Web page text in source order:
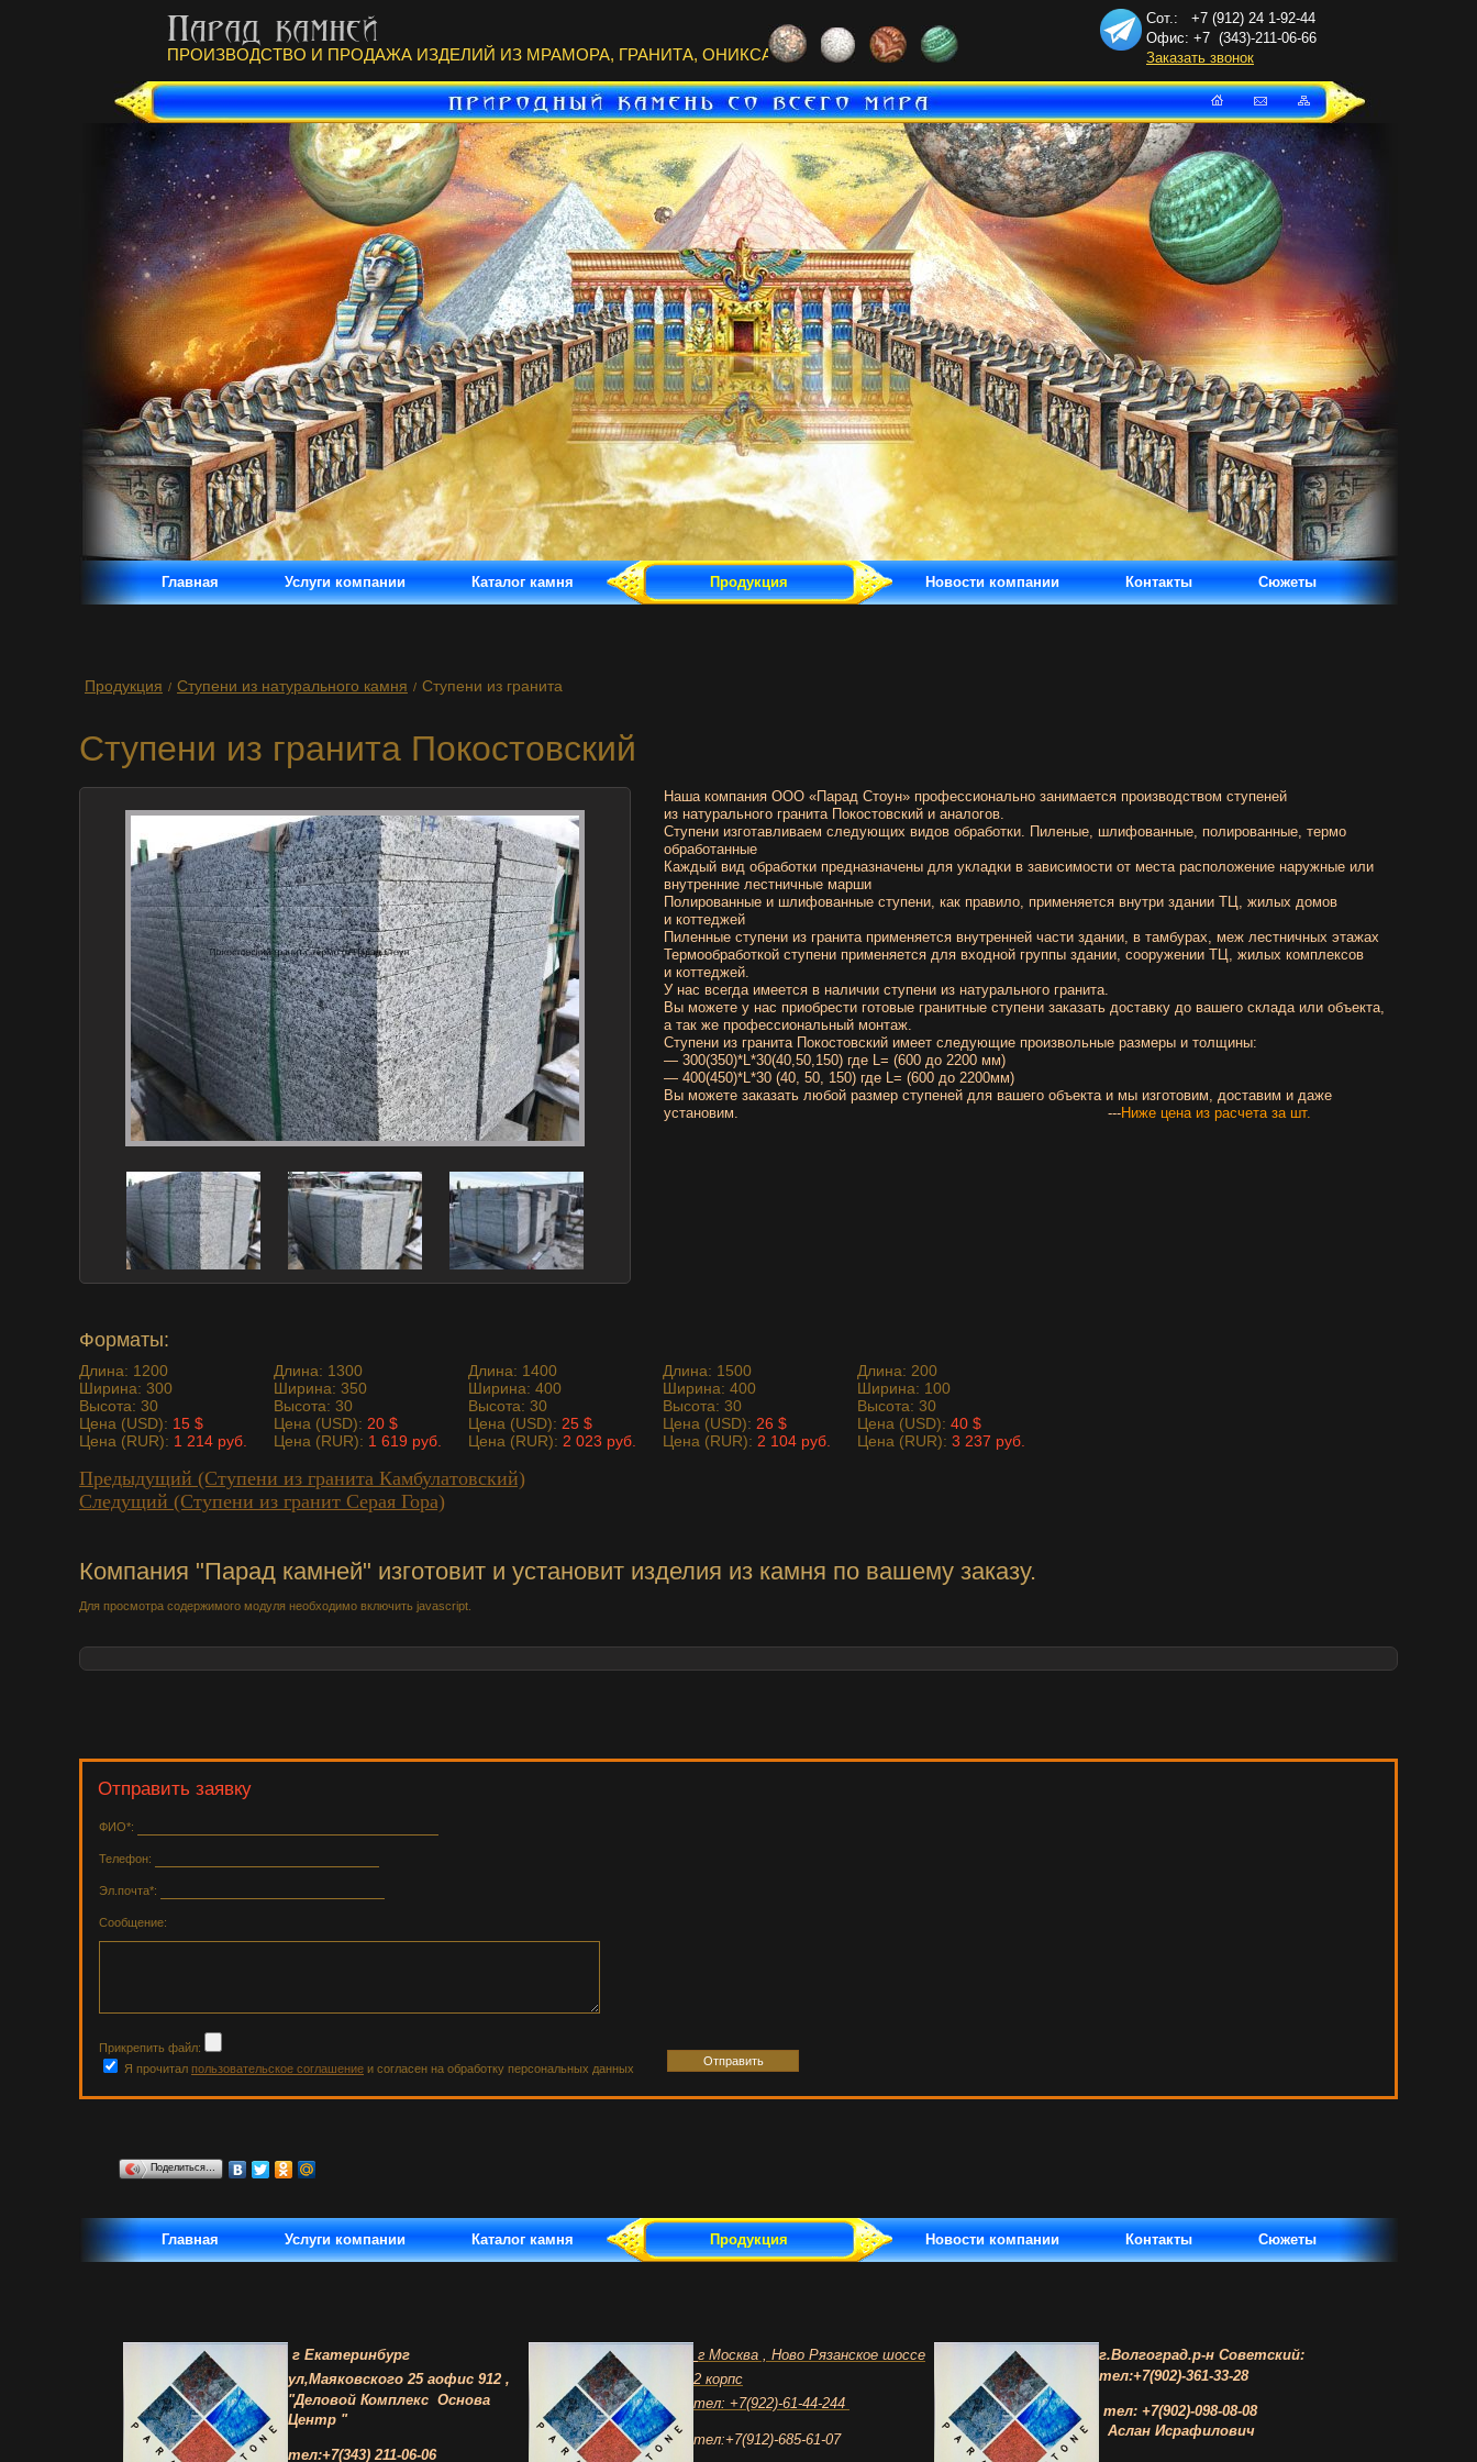
ПРОИЗВОДСТВО И ПРОДАЖА ИЗДЕЛИЙ ИЗ МРАМОРА, ГРАНИТА, ОНИКСА
Сот.: +7 (912) 24 1-92-44
Офис: +7 (343)-211-06-66
Заказать звонок
Главная Услуги компании Каталог камня Продукция Новости компании Контакты Сюжеты
Продукция / Ступени из натурального камня / Ступени из гранита
Ступени из гранита Покостовский
Наша компания ООО «Парад Стоун» профессионально занимается производством ступеней
из натурального гранита Покостовский и аналогов.
Ступени изготавливаем следующих видов обработки. Пиленые, шлифованные, полированные, термо
обработанные
Каждый вид обработки предназначены для укладки в зависимости от места расположение наружные или
внутренние лестничные марши
Полированные и шлифованные ступени, как правило, применяется внутри здании ТЦ, жилых домов
и коттеджей
Пиленные ступени из гранита применяется внутренней части здании, в тамбурах, меж лестничных этажах
Термообработкой ступени применяется для входной группы здании, сооружении ТЦ, жилых комплексов
и коттеджей.
У нас всегда имеется в наличии ступени из натурального гранита.
Вы можете у нас приобрести готовые гранитные ступени заказать доставку до вашего склада или объекта,
а так же профессиональный монтаж.
Ступени из гранита Покостовский имеет следующие произвольные размеры и толщины:
— 300(350)*L*30(40,50,150) где L= (600 до 2200 мм)
— 400(450)*L*30 (40, 50, 150) где L= (600 до 2200мм)
Вы можете заказать любой размер ступеней для вашего объекта и мы изготовим, доставим и даже
установим. ---Ниже цена из расчета за шт.
Форматы:
Длина: 1200
Ширина: 300
Высота: 30
Цена (USD): 15 $
Цена (RUR): 1 214 руб.
Длина: 1300
Ширина: 350
Высота: 30
Цена (USD): 20 $
Цена (RUR): 1 619 руб.
Длина: 1400
Ширина: 400
Высота: 30
Цена (USD): 25 $
Цена (RUR): 2 023 руб.
Длина: 1500
Ширина: 400
Высота: 30
Цена (USD): 26 $
Цена (RUR): 2 104 руб.
Длина: 200
Ширина: 100
Высота: 30
Цена (USD): 40 $
Цена (RUR): 3 237 руб.
Предыдущий (Ступени из гранита Камбулатовский)
Следущий (Ступени из гранит Серая Гора)
Компания "Парад камней" изготовит и установит изделия из камня по вашему заказу.
Для просмотра содержимого модуля необходимо включить javascript.
Отправить заявку
ФИО*:
Телефон:
Эл.почта*:
Сообщение:
Прикрепить файл:
Я прочитал пользовательское соглашение и согласен на обработку персональных данных
Поделиться…
Главная Услуги компании Каталог камня Продукция Новости компании Контакты Сюжеты
г Екатеринбург
ул,Маяковского 25 аофис 912 ,
"Деловой Комплекс Основа
Центр "
тел:+7(343) 211-06-06
г Москва , Ново Рязанское шоссе
2 корпс
тел: +7(922)-61-44-244
тел:+7(912)-685-61-07
г.Волгоград.р-н Советский:
тел:+7(902)-361-33-28
тел: +7(902)-098-08-08
Аслан Исрафилович